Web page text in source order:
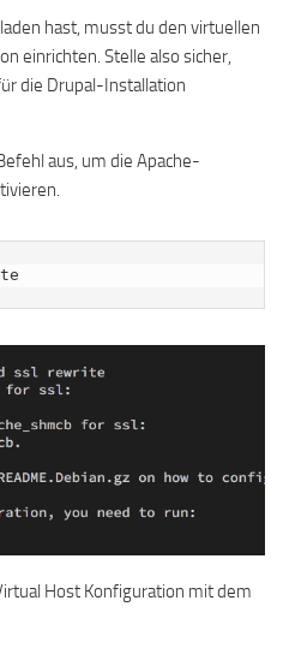
hast, musst du den virtuellen
einrichten. Stelle also sicher,
die Drupal-Installation
aus, um die Apache-
Host Konfiguration mit dem